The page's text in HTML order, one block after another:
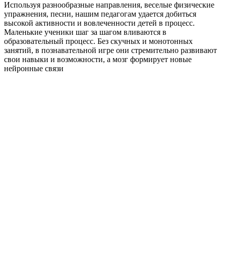
Используя разнообразные направления, веселые физические
упражнения, песни, нашим педагогам удается добиться
высокой активности и вовлеченности детей в процесс.
Маленькие ученики шаг за шагом вливаются в
образовательный процесс. Без скучных и монотонных
занятий, в познавательной игре они стремительно развивают
свои навыки и возможности, а мозг формирует новые
нейронные связи